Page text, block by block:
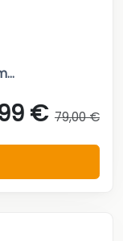
€ 79,00 €